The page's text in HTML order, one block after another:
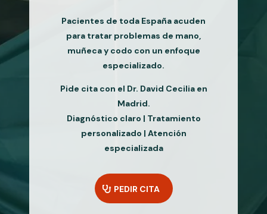
Pacientes de toda España acuden
para tratar problemas de mano,
muñeca y codo con un enfoque
especializado.
Pide cita con el Dr. David Cecilia en
Madrid.
Diagnóstico claro | Tratamiento
personalizado | Atención
especializada
PEDIR CITA